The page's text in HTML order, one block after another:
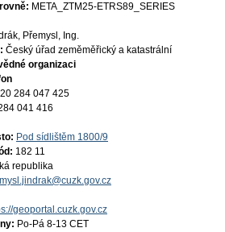
META_ZTM25-ETRS89_SERIES
Přemysl, Ing.
Český úřad zeměměřický a katastrální
organizaci
284 047 425
041 416
Pod sídlištěm 1800/9
182 11
republika
geoportal.cuzk.gov.cz
Po-Pá 8-13 CET